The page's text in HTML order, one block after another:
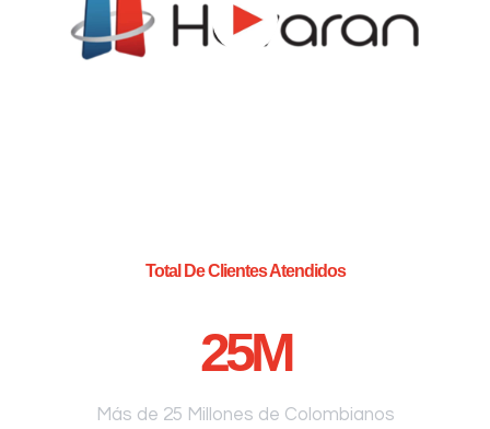
Total De Clientes Atendidos
25M
Más de 25 Millones de Colombianos